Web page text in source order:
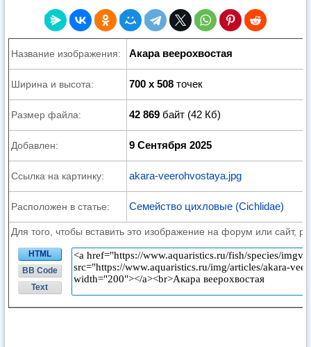
Название изображения: Акара веерохвостая
Ширина и высота: 700 x 508 точек
Размер файла: 42 869 байт (42 Кб)
Добавлен: 9 Сентября 2025
Ссылка на картинку: akara-veerohvostaya.jpg
Расположен в статье: Семейство цихловые (Cichlidae)
Для того, чтобы вставить это изображение на форум или сайт,
HTML
BB Code
Text